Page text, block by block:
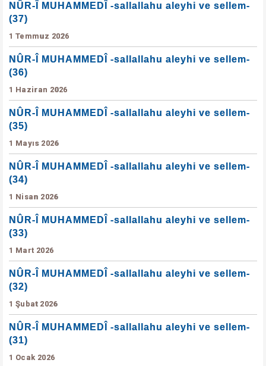
NÛR-Î MUHAMMEDÎ -sallallahu aleyhi ve sellem-
(37)
1 Temmuz 2026
NÛR-Î MUHAMMEDÎ -sallallahu aleyhi ve sellem-
(36)
1 Haziran 2026
NÛR-Î MUHAMMEDÎ -sallallahu aleyhi ve sellem-
(35)
1 Mayıs 2026
NÛR-Î MUHAMMEDÎ -sallallahu aleyhi ve sellem-
(34)
1 Nisan 2026
NÛR-Î MUHAMMEDÎ -sallallahu aleyhi ve sellem-
(33)
1 Mart 2026
NÛR-Î MUHAMMEDÎ -sallallahu aleyhi ve sellem-
(32)
1 Şubat 2026
NÛR-Î MUHAMMEDÎ -sallallahu aleyhi ve sellem-
(31)
1 Ocak 2026